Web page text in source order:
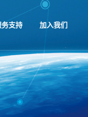
务支持 加入我们